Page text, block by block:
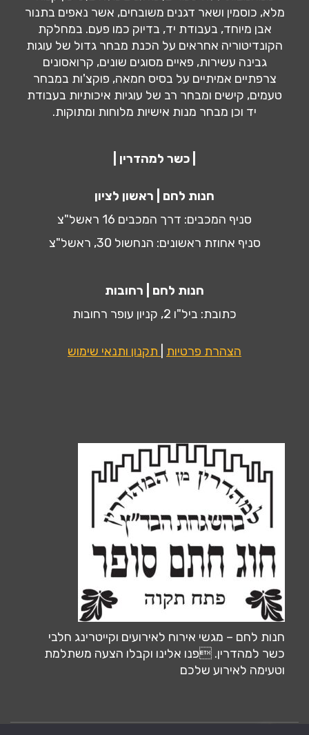
מלא, כוסמין ושאר דגנים משובחים, אשר נאפים בתנור
אבן מיוחד, בעבודת יד, בדיוק כמו פעם. במחלקת
הקונדיטוריה אחראים על הכנת מבחר גדול של עוגות
גבינה עשירות, פאיים מסוגים שונים, קרואסונים
צרפתיים אמיתיים על בסיס חמאה, פוקצ'ות במבחר
טעמים, קישים ומבחר רב של עוגיות איכותיות בעבודת
יד וכן מבחר מנות אישיות מלוחות ומתוקות.
| כשר למהדרין |
חנות לחם | ראשון לציון
סניף המכבים: דרך המכבים 16 ראשל"צ
סניף אחוזת ראשונים: הנחשול 30, ראשל"צ
חנות לחם | רחובות
כתובת: ביל"ו 2, קניון עופר רחובות
הצהרת פרטיות תקנון ותנאי שימוש
חנות לחם – מגשי אירוח לאירועים וקייטרינג חלבי
כשר למהדרין. פנו אלינו וקבלו הצעה משתלמת
וטעימה לאירוע שלכם